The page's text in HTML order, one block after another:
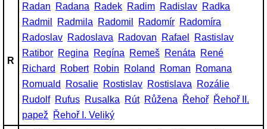
R
Radan Radana Radek Radim Radislav Radka
Radmil
Radmila Radomil Radomír Radomíra
Radoslav Radoslava Radovan Rafael
Rastislav
Ratibor Regina Regína Remeš Renáta
René
Richard
Robert Robin Roland Roman
Romana
Romuald
Rosalie Rostislav Rostislava
Rozálie
Rudolf Rufus Rusalka Rút Růžena Řehoř Řehoř II.
papež
Řehoř I. Veliký